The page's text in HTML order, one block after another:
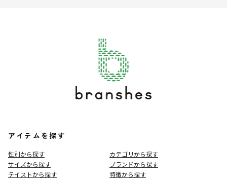
アイテムを探す
性別から探す
カテゴリから探す
サイズから探す
ブランドから探す
テイストから探す
特徴から探す